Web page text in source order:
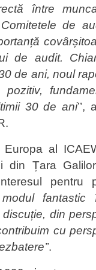
ă între
Comitetele de
țăcovâ
de audit.
de ani, noul
30 de ani
al
din Țara
pentru
din
cu
batere’’.